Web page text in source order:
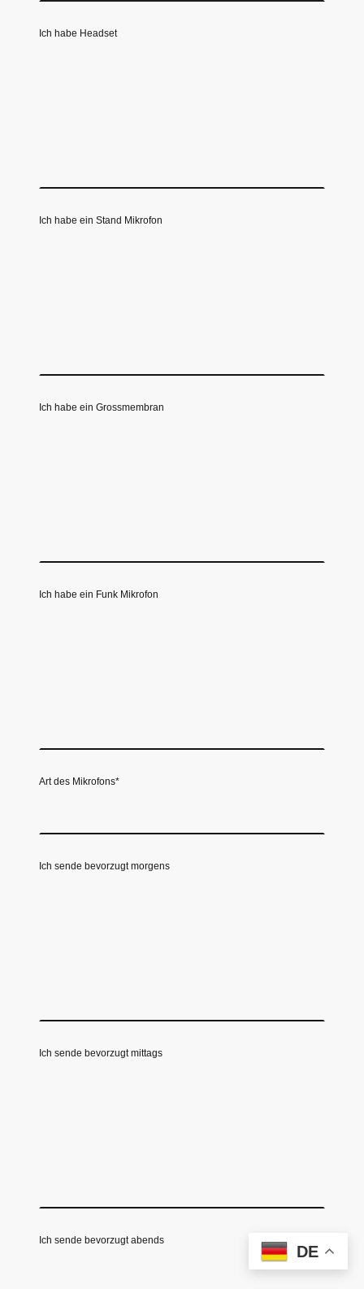
Ich habe Headset
Ich habe ein Stand Mikrofon
Ich habe ein Grossmembran
Ich habe ein Funk Mikrofon
Art des Mikrofons*
Ich sende bevorzugt morgens
Ich sende bevorzugt mittags
Ich sende bevorzugt abends
DE